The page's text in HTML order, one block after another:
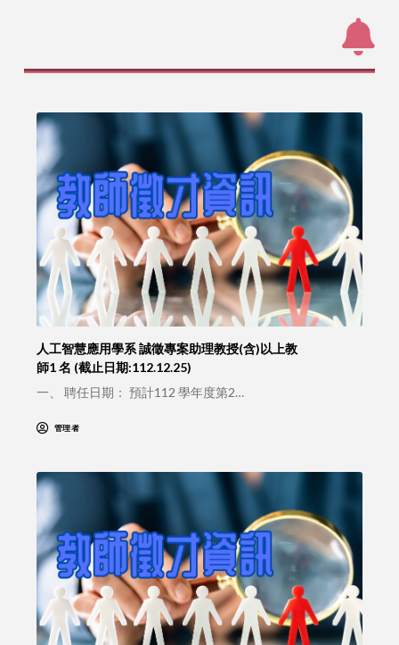
人工智慧應用學系 誠徵專案助理教授(含)以上教
師1 名 (截止日期:112.12.25)
一、 聘任日期： 預計112 學年度第2…
管理者